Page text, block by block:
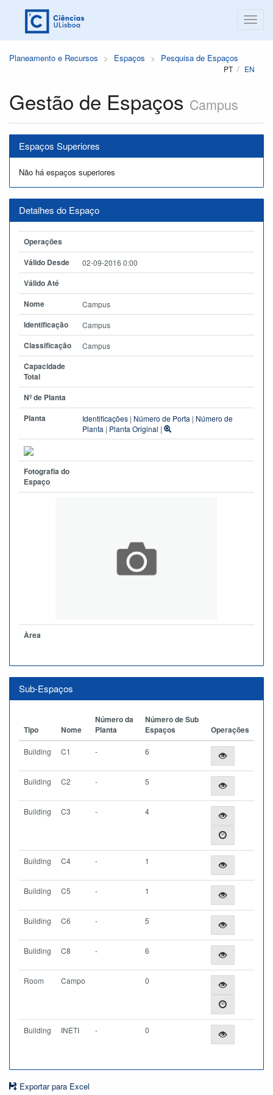
Planeamento e Recursos Espaços Pesquisa de Espaços
PT EN
Gestão de Espaços Campus
Espaços Superiores
Não há espaços superiores
Detalhes do Espaço
Operações
Válido Desde
02-09-2016 0:00
Válido Até
Nome
Campus
Identificação Campus
Classificação Campus
Capacidade
Total
Nº de Planta
Planta
Identificações | Número de Porta | Número de
Planta | Planta Original |
Fotografia do
Espaço
Àrea
Sub-Espaços
Tipo Nome
Número da
Planta
Número de Sub
Espaços
Operações
Building C1 - 6
Building C2 - 5
Building C3 - 4
Building C4 - 1
Building C5 - 1
Building C6 - 5
Building C8 - 6
Room Campo 0
Building INETI - 0
Exportar para Excel